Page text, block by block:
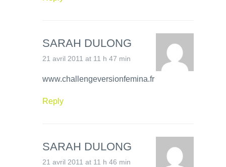
SARAH DULONG
21 avril 2011 at 11 h 47 min
www.challengeversionfemina.fr
Reply
SARAH DULONG
21 avril 2011 at 11 h 46 min